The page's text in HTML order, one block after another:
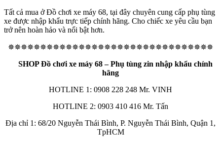
Tất cả mua ở Đồ chơi xe máy 68, tại đây chuyên cung cấp phụ tùng
xe được nhập khẩu trực tiếp chính hãng. Cho chiếc xe yêu cầu bạn
trở nên hoàn hảo và nổi bật hơn.
✵✵✵✵✵✵✵✵✵✵✵✵✵✵✵✵✵✵✵✵✵✵✵✵✵✵✵✵✵✵✵✵
SHOP Đồ chơi xe máy 68 – Phụ tùng zin nhập khẩu chính
hãng
HOTLINE 1: 0908 228 248 Mr. VINH
HOTLINE 2: 0903 410 416 Mr. Tấn
Địa chỉ 1: 68/20 Nguyễn Thái Bình, P. Nguyễn Thái Bình, Quận 1,
TpHCM